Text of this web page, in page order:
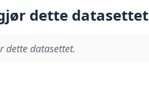
dette datasettet
dette datasettet.